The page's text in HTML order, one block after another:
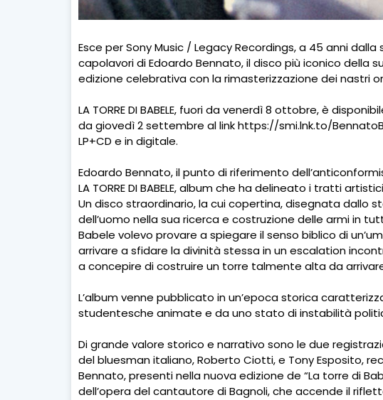
Esce per Sony Music / Legacy Recordings, a 45 anni
capolavori di Edoardo Bennato, il disco più iconico della
edizione celebrativa con la rimasterizzazione dei nastri
LA TORRE DI BABELE, fuori da venerdì 8 ottobre, è
da giovedì 2 settembre al link https://smi.lnk.to/
LP+CD e in digitale.
Edoardo Bennato, il punto di riferimento
LA TORRE DI BABELE, album che ha delineato i tratti
Un disco straordinario, la cui copertina, disegnata dallo
dell’uomo nella sua ricerca e costruzione delle armi in
Babele volevo provare a spiegare il senso biblico di
arrivare a sfidare la divinità stessa in un escalation
a concepire di costruire un torre talmente alta da
L’album venne pubblicato in un’epoca storica
studentesche animate e da uno stato di instabilità
Di grande valore storico e narrativo sono le due
del bluesman italiano, Roberto Ciotti, e Tony Esposito,
Bennato, presenti nella nuova edizione de “La torre di
dell’opera del cantautore di Bagnoli, che accende il